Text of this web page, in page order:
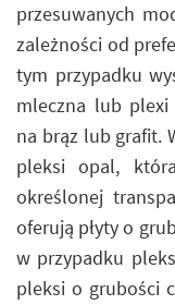
przesuwanych
zależności od
tym przypadku
mleczna lub plexi
na brąz lub grafit.
pleksi opal,
określonej
oferują płyty o
w przypadku
pleksi o grubości